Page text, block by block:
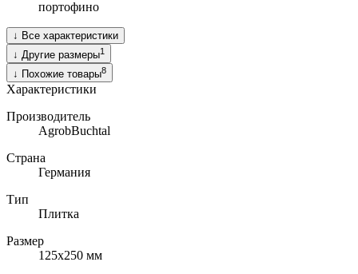
портофино
↓ Все характеристики
↓ Другие размеры1
↓ Похожие товары8
Характеристики
Производитель
AgrobBuchtal
Страна
Германия
Тип
Плитка
Размер
125х250 мм